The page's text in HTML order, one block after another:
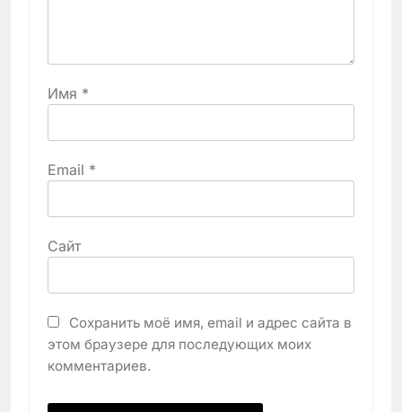
Имя *
Email *
Сайт
Сохранить моё имя, email и адрес сайта в
этом браузере для последующих моих
комментариев.